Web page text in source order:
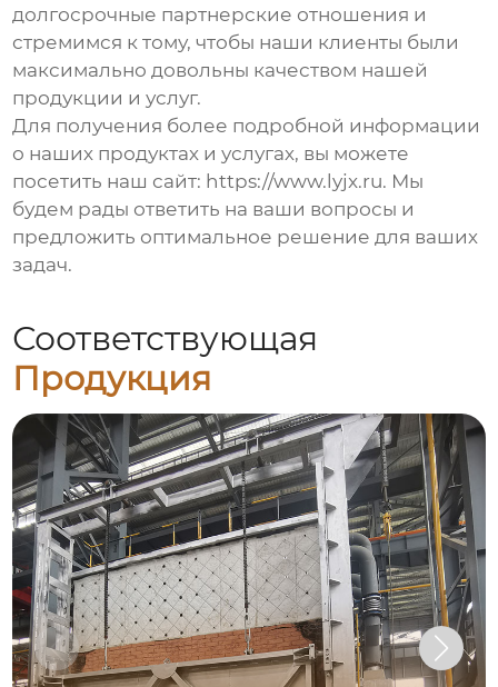
долгосрочные партнерские отношения и
стремимся к тому, чтобы наши клиенты были
максимально довольны качеством нашей
продукции и услуг.
Для получения более подробной информации
о наших продуктах и услугах, вы можете
посетить наш сайт: https://www.lyjx.ru. Мы
будем рады ответить на ваши вопросы и
предложить оптимальное решение для ваших
задач.
Соответствующая
Продукция